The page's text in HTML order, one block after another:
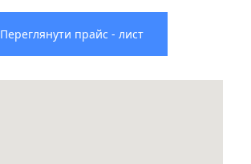
Переглянути прайс - лист